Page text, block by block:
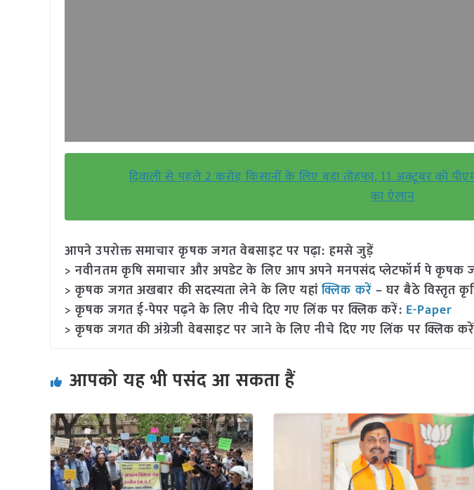
दिवाली से पहले 2 करोड़ किसानों के लिए बड़ा तोहफा, 11 अक्टूबर को
का ऐलान
आपने उपरोक्त समाचार कृषक जगत वेबसाइट पर पढ़ा: हमसे जुड़ें
> नवीनतम कृषि समाचार और अपडेट के लिए आप अपने मनपसंद प्लेटफॉर्म पे कृषक
> कृषक जगत अखबार की सदस्यता लेने के लिए यहांक्लिक करें – घर बैठे विस्तृत
> कृषक जगत ई-पेपर पढ़ने के लिए नीचे दिए गए लिंक पर क्लिक करें: E-Paper
> कृषक जगत की अंग्रेजी वेबसाइट पर जाने के लिए नीचे दिए गए लिंक पर क्लिक
आपको यह भी पसंद आ सकता हैं